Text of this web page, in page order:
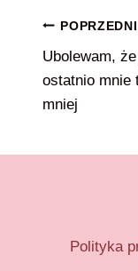
wpisu
POPRZEDNI
Ubolewam,
ostatnio mnie
mniej
Polityka